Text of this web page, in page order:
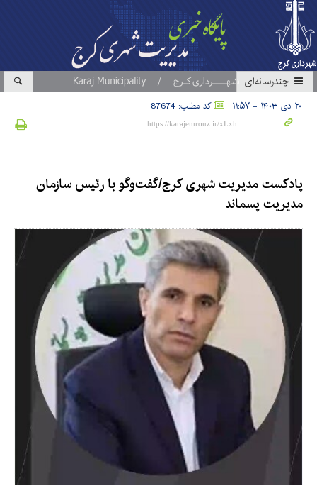
چندرسانه‌ای
۲۰ دی ۱۴۰۳ - ۱۱:۵۷ کد مطلب: 87674
پادکست مدیریت شهری کرج/گفت‌وگو با رئیس سازمان
مدیریت پسماند